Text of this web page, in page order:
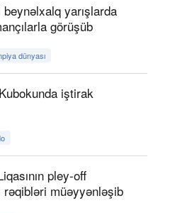
yarışlarda
görüşüb
dünyası
iştirak
pley-off
müəyyənləşib